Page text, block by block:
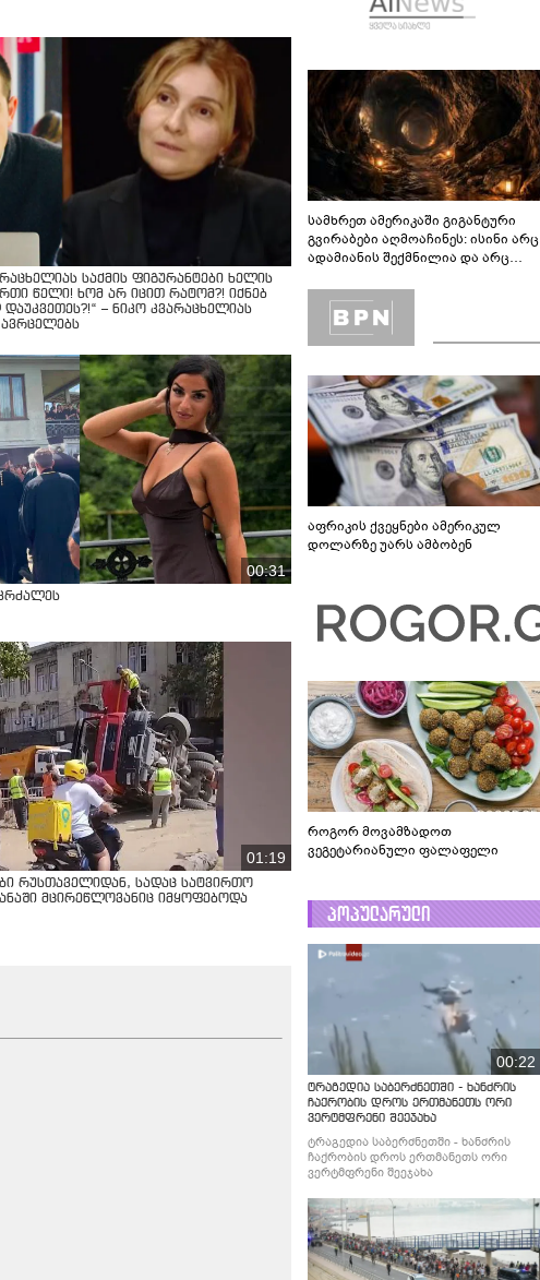
საქმის ფიგურანტები ხელის
წელი! ხომ არ იცით რატომ?! იქნებ
– ნიკო კვარაცხელიას
ავრცელებს
00:31
01:19
რუსთაველიდან, სადაც სატვირთო
მცირეწლოვანიც იმყოფებოდა
სამხრეთ ამერიკაში გიგანტური
გვირაბები აღმოაჩინეს: ისინი არც
ადამიანის შექმნილია და არც
ლაბირინთები?
აფრიკის ქვეყნები ამერიკულ
დოლარზე უარს ამბობენ
როგორ მოვამზადოთ
ვეგეტარიანული ფალაფელი
პოპულარული
00:22
ტრაგედია საბერძნეთში - ხანძრის
ჩაქრობის დროს ერთმანეთს ორი
ვერტმფრენი შეეჯახა
ტრაგედია საბერძნეთში - ხანძრის
ჩაქრობის დროს ერთმანეთს ორი
ვერტმფრენი შეეჯახა